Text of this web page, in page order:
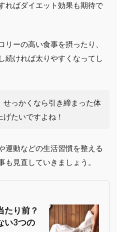
ればダイエット効果も期待で
ーの高い食事を摂ったり、
続ければ太りやすくなってし
せっかくなら引き締まった体
たいですよね！
運動などの生活習慣を整える
も見直していきましょう。
たり前？
い3つの